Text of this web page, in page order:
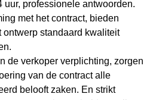
uur, professionele antwoorden.
met het contract, bieden
standaard kwaliteit
de verkoper verplichting, zorgen
van de contract alle
belooft zaken. En strikt